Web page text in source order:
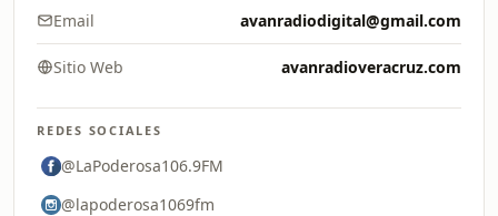
Email avanradiodigital@gmail.com
Sitio Web avanradioveracruz.com
REDES SOCIALES
@LaPoderosa106.9FM
@lapoderosa1069fm